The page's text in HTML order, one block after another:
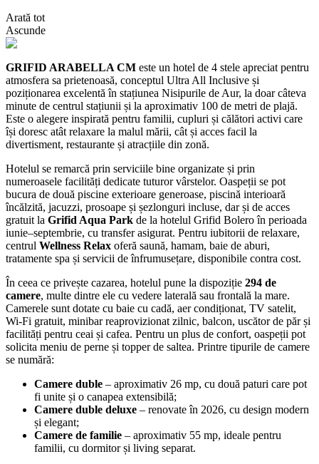
Arată tot
Ascunde
GRIFID ARABELLA CM este un hotel de 4 stele apreciat pentru
atmosfera sa prietenoasă, conceptul Ultra All Inclusive și
poziționarea excelentă în stațiunea Nisipurile de Aur, la doar câteva
minute de centrul stațiunii și la aproximativ 100 de metri de plajă.
Este o alegere inspirată pentru familii, cupluri și călători activi care
își doresc atât relaxare la malul mării, cât și acces facil la
divertisment, restaurante și atracțiile din zonă.
Hotelul se remarcă prin serviciile bine organizate și prin
numeroasele facilități dedicate tuturor vârstelor. Oaspeții se pot
bucura de două piscine exterioare generoase, piscină interioară
încălzită, jacuzzi, prosoape și șezlonguri incluse, dar și de acces
gratuit la Grifid Aqua Park de la hotelul Grifid Bolero în perioada
iunie–septembrie, cu transfer asigurat. Pentru iubitorii de relaxare,
centrul Wellness Relax oferă saună, hamam, baie de aburi,
tratamente spa și servicii de înfrumusețare, disponibile contra cost.
În ceea ce privește cazarea, hotelul pune la dispoziție 294 de
camere, multe dintre ele cu vedere laterală sau frontală la mare.
Camerele sunt dotate cu baie cu cadă, aer condiționat, TV satelit,
Wi-Fi gratuit, minibar reaprovizionat zilnic, balcon, uscător de păr și
facilități pentru ceai și cafea. Pentru un plus de confort, oaspeții pot
solicita meniu de perne și topper de saltea. Printre tipurile de camere
se numără:
Camere duble – aproximativ 26 mp, cu două paturi care pot
fi unite și o canapea extensibilă;
Camere duble deluxe – renovate în 2026, cu design modern
și elegant;
Camere de familie – aproximativ 55 mp, ideale pentru
familii, cu dormitor și living separat.